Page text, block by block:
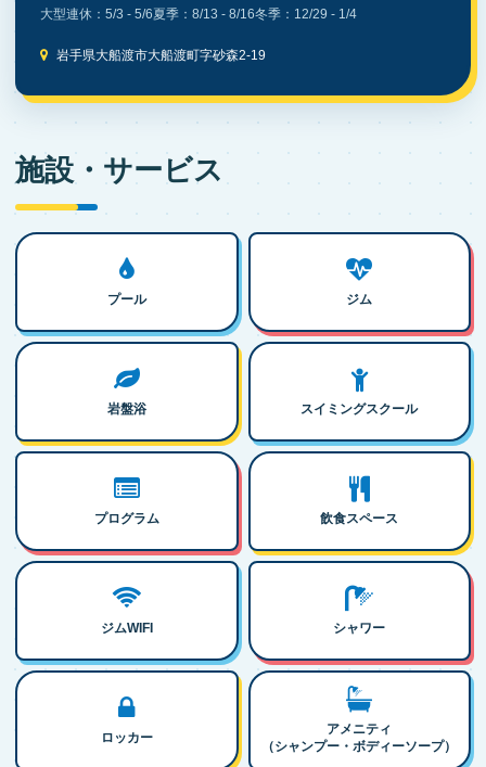
大型連休：5/3 - 5/6夏季：8/13 - 8/16冬季：12/29 - 1/4
岩手県大船渡市大船渡町字砂森2-19
施設・サービス
プール ジム
岩盤浴 スイミングスクール
プログラム 飲食スペース
ジムWIFI シャワー
ロッカー
アメニティ
（シャンプー・ボディーソープ）